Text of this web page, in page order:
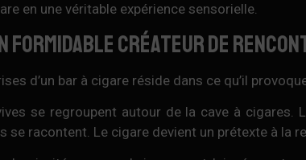
en une véritable expérience sensorielle.
formidable créateur de
d’un bar à cigare réside dans ce qu’il
se regroupent autour de la cave à cigares.
se racontent. Le cigare devient un prétexte à la